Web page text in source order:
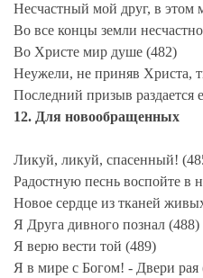
Несчастный мой друг, в этом
Во все концы земли
Во Христе мир душе (482)
Неужели, не приняв Христа,
Последний призыв раздается
12. Для новообращенных
Ликуй, ликуй, спасенный!
Радостную песнь воспойте в
Новое сердце из тканей
Я Друга дивного познал (488)
Я верю вести той (489)
Я в мире с Богом! - Двери рая